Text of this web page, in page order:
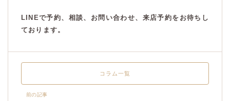
LINEで予約、相談、お問い合わせ、来店予約をお待ちし
ております。
前の記事
コラム一覧